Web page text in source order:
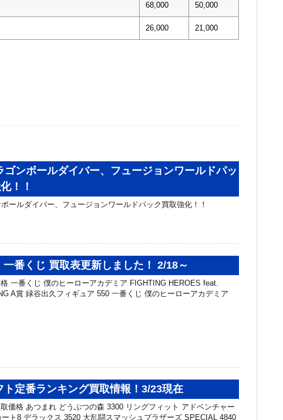
68,000 50,000
26,000 21,000
ゴンボールダイバー、フュージョンワールドパッ
！！
ールダイバー、フュージョンワールドパック買取強化！！
一番くじ 買取表更新しました！ 2/18～
一番くじ 僕のヒーローアカデミア FIGHTING HEROES feat.
A賞 緑谷出久フィギュア 550 一番くじ 僕のヒーローアカデミア
ト定番ランキング買取情報！3/23現在
価格 あつまれ どうぶつの森 3300 リングフィット アドベンチャー
ト8 デラックス 3520 大乱闘スマッシュブラザーズ SPECIAL 4840